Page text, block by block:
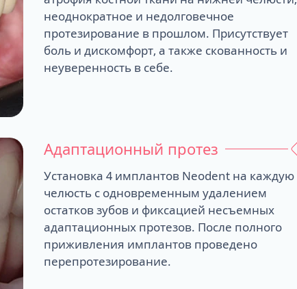
неоднократное и недолговечное
протезирование в прошлом. Присутствует
боль и дискомфорт, а также скованность и
неуверенность в себе.
Адаптационный протез
Установка 4 имплантов Neodent на каждую
челюсть с одновременным удалением
остатков зубов и фиксацией несъемных
адаптационных протезов. После полного
приживления имплантов проведено
перепротезирование.